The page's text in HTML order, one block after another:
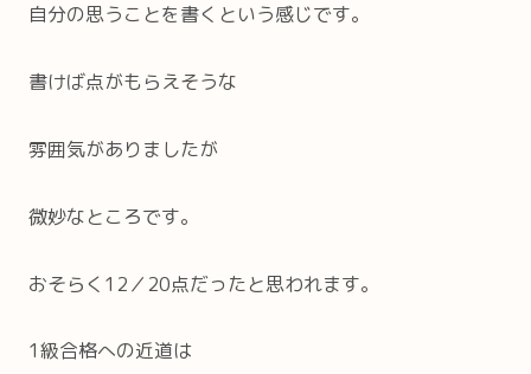
自分の思うことを書くという感じです。
書けば点がもらえそうな
雰囲気がありましたが
微妙なところです。
おそらく12／20点だったと思われます。
1級合格への近道は